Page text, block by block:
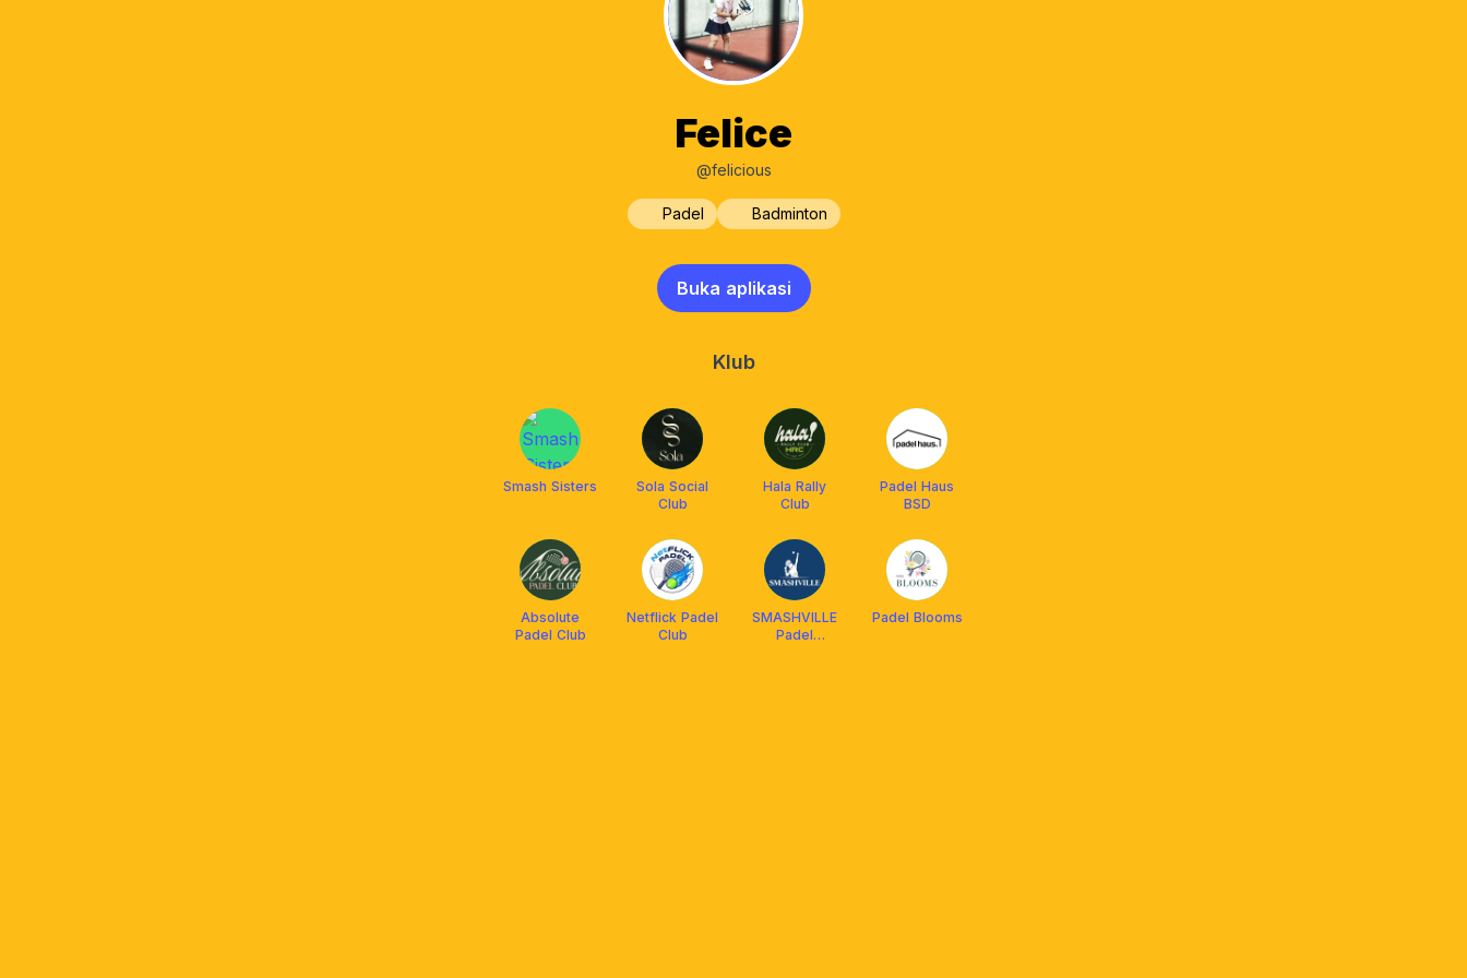
Felice
@felicious
Padel Badminton
Buka aplikasi
Klub
Smash Sisters
Sola Social
Club
Hala Rally
Club
Padel Haus
BSD
Absolute
Padel Club
Netflick Padel
Club
SMASHVILLE
Padel
Padel Blooms